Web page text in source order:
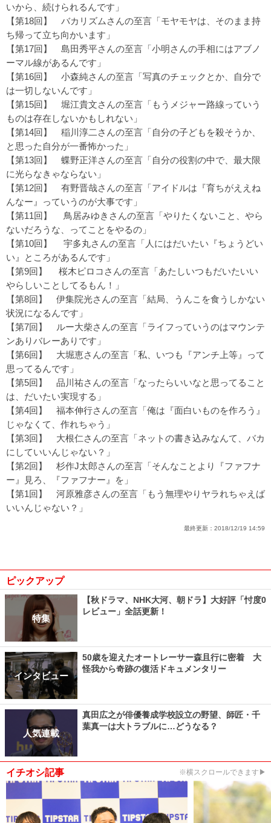
いから、続けられるんです」
【第18回】 バカリズムさんの至言「モヤモヤは、そのまま持
ち帰って立ち向かいます」
【第17回】 島田秀平さんの至言「小明さんの手相にはアブノ
ーマル線があるんです」
【第16回】 小森純さんの至言「写真のチェックとか、自分で
は一切しないんです」
【第15回】 堀江貴文さんの至言「もうメジャー路線っていう
ものは存在しないかもしれない」
【第14回】 稲川淳二さんの至言「自分の子どもを殺そうか、
と思った自分が一番怖かった」
【第13回】 蝶野正洋さんの至言「自分の役割の中で、最大限
に光らなきゃならない」
【第12回】 有野晋哉さんの至言「アイドルは『育ちがええね
んなー』っていうのが大事です」
【第11回】
鳥居みゆきさんの至言「やりたくないこと、やら
ないだろうな、ってことをやるの」
【第10回】
宇多丸さんの至言「人にはだいたい『ちょうどい
い』ところがあるんです」
【第9回】
桜木ピロコさんの至言「あたしいつもだいたいい
やらしいことしてるもん！」
【第8回】 伊集院光さんの至言「結局、うんこを食うしかない
状況になるんです」
【第7回】 ルー大柴さんの至言「ライフっていうのはマウンテ
ンありバレーありです」
【第6回】 大堀恵さんの至言「私、いつも『アンチ上等』って
思ってるんです」
【第5回】 品川祐さんの至言「なったらいいなと思ってること
は、だいたい実現する」
【第4回】 福本伸行さんの至言「俺は『面白いものを作ろう』
じゃなくて、作れちゃう」
【第3回】 大根仁さんの至言「ネットの書き込みなんて、バカ
にしていいんじゃない？」
【第2回】 杉作J太郎さんの至言「そんなことより『ファフナ
ー』見ろ、『ファフナー』を」
【第1回】 河原雅彦さんの至言「もう無理やりヤラれちゃえば
いいんじゃない？」
最終更新： 2018/12/19 14:59
ピックアップ
特集
【秋ドラマ、NHK大河、朝ドラ】大好評「忖度0
レビュー」全話更新！
インタビュー
50歳を迎えたオートレーサー森且行に密着 大
怪我から奇跡の復活ドキュメンタリー
人気連載
真田広之が俳優養成学校設立の野望、師匠・千
葉真一は大トラブルに…どうなる？
イチオシ記事 ※横スクロールできます▶